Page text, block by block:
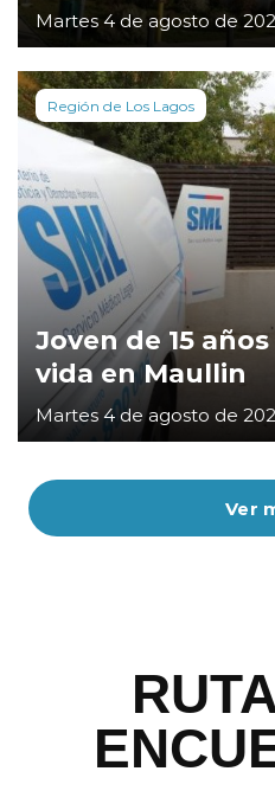
Ver
Martes 4 de agosto de
Región de Los Lagos
Joven de 15
vida en Maullin
Martes 4 de agosto de